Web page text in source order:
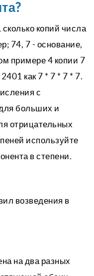
копий числа
74, 7 - основание,
примере 4 копии 7
как 7 * 7 * 7 * 7.
с
больших и
отрицательных
используйте
в степени.
возведения в
на два разных